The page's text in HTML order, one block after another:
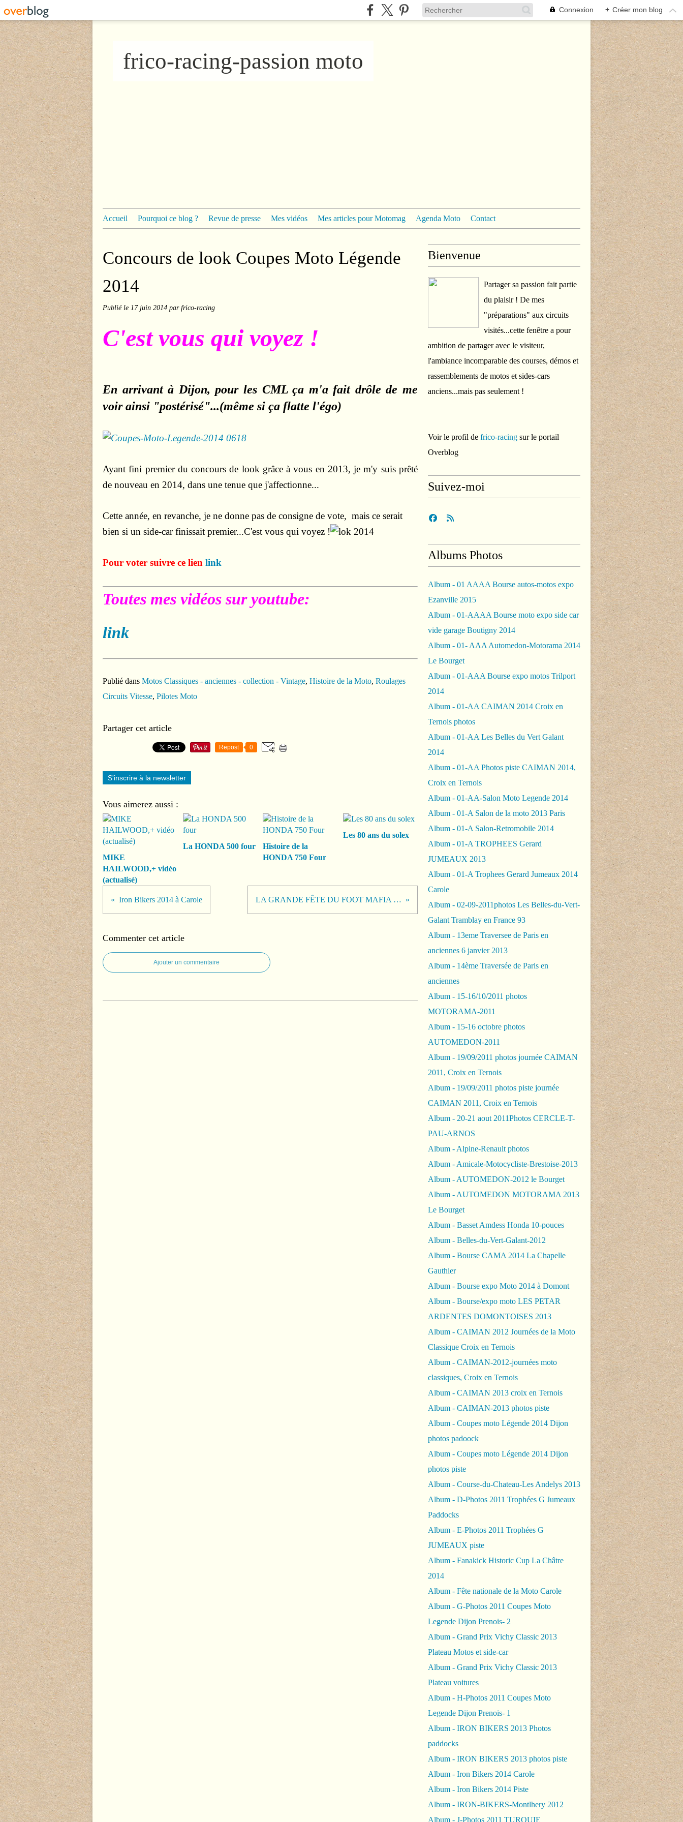
Connexion + Créer mon blog
frico-racing-passion moto
Accueil Pourquoi ce blog ? Revue de presse Mes vidéos Mes articles pour Motomag Agenda Moto Contact
Concours de look Coupes Moto Légende
2014
Publié le 17 juin 2014 par frico-racing
C'est vous qui voyez !
En arrivant à Dijon, pour les CML ça m'a fait drôle de me
voir ainsi "postérisé"...(même si ça flatte l'égo)
Ayant fini premier du concours de look grâce à vous en 2013, je m'y suis prêté
de nouveau en 2014, dans une tenue que j'affectionne...
Cette année, en revanche, je ne donne pas de consigne de vote, mais ce serait
bien si un side-car finissait premier...C'est vous qui voyez !
Pour voter suivre ce lien link
Toutes mes vidéos sur youtube:
link
Publié dans Motos Classiques - anciennes - collection - Vintage, Histoire de la Moto, Roulages
Circuits Vitesse, Pilotes Moto
Partager cet article
Repost 0
S'inscrire à la newsletter
Vous aimerez aussi :
MIKE
HAILWOOD,+ vidéo
(actualisé)
La HONDA 500 four
Histoire de la
HONDA 750 Four
Les 80 ans du solex
Iron Bikers 2014 à Carole LA GRANDE FÊTE DU FOOT MAFIA …
Commenter cet article
Ajouter un commentaire
Bienvenue
Partager sa passion fait partie
du plaisir ! De mes
"préparations" aux circuits
visités...cette fenêtre a pour
ambition de partager avec le visiteur,
l'ambiance incomparable des courses, démos et
rassemblements de motos et sides-cars
anciens...mais pas seulement !
Voir le profil de frico-racing sur le portail
Overblog
Suivez-moi
Albums Photos
Album - 01 AAAA Bourse autos-motos expo
Ezanville 2015
Album - 01-AAAA Bourse moto expo side car
vide garage Boutigny 2014
Album - 01- AAA Automedon-Motorama 2014
Le Bourget
Album - 01-AAA Bourse expo motos Trilport
2014
Album - 01-AA CAIMAN 2014 Croix en
Ternois photos
Album - 01-AA Les Belles du Vert Galant
2014
Album - 01-AA Photos piste CAIMAN 2014,
Croix en Ternois
Album - 01-AA-Salon Moto Legende 2014
Album - 01-A Salon de la moto 2013 Paris
Album - 01-A Salon-Retromobile 2014
Album - 01-A TROPHEES Gerard
JUMEAUX 2013
Album - 01-A Trophees Gerard Jumeaux 2014
Carole
Album - 02-09-2011photos Les Belles-du-Vert-
Galant Tramblay en France 93
Album - 13eme Traversee de Paris en
anciennes 6 janvier 2013
Album - 14ème Traversée de Paris en
anciennes
Album - 15-16/10/2011 photos
MOTORAMA-2011
Album - 15-16 octobre photos
AUTOMEDON-2011
Album - 19/09/2011 photos journée CAIMAN
2011, Croix en Ternois
Album - 19/09/2011 photos piste journée
CAIMAN 2011, Croix en Ternois
Album - 20-21 aout 2011Photos CERCLE-T-
PAU-ARNOS
Album - Alpine-Renault photos
Album - Amicale-Motocycliste-Brestoise-2013
Album - AUTOMEDON-2012 le Bourget
Album - AUTOMEDON MOTORAMA 2013
Le Bourget
Album - Basset Amdess Honda 10-pouces
Album - Belles-du-Vert-Galant-2012
Album - Bourse CAMA 2014 La Chapelle
Gauthier
Album - Bourse expo Moto 2014 à Domont
Album - Bourse/expo moto LES PETAR
ARDENTES DOMONTOISES 2013
Album - CAIMAN 2012 Journées de la Moto
Classique Croix en Ternois
Album - CAIMAN-2012-journées moto
classiques, Croix en Ternois
Album - CAIMAN 2013 croix en Ternois
Album - CAIMAN-2013 photos piste
Album - Coupes moto Légende 2014 Dijon
photos padoock
Album - Coupes moto Légende 2014 Dijon
photos piste
Album - Course-du-Chateau-Les Andelys 2013
Album - D-Photos 2011 Trophées G Jumeaux
Paddocks
Album - E-Photos 2011 Trophées G
JUMEAUX piste
Album - Fanakick Historic Cup La Châtre
2014
Album - Fête nationale de la Moto Carole
Album - G-Photos 2011 Coupes Moto
Legende Dijon Prenois- 2
Album - Grand Prix Vichy Classic 2013
Plateau Motos et side-car
Album - Grand Prix Vichy Classic 2013
Plateau voitures
Album - H-Photos 2011 Coupes Moto
Legende Dijon Prenois- 1
Album - IRON BIKERS 2013 Photos
paddocks
Album - IRON BIKERS 2013 photos piste
Album - Iron Bikers 2014 Carole
Album - Iron Bikers 2014 Piste
Album - IRON-BIKERS-Montlhery 2012
Album - J-Photos 2011 TURQUIE